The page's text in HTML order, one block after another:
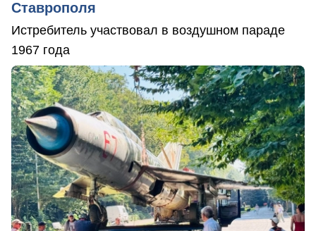
Ставрополя
Истребитель участвовал в воздушном параде
1967 года